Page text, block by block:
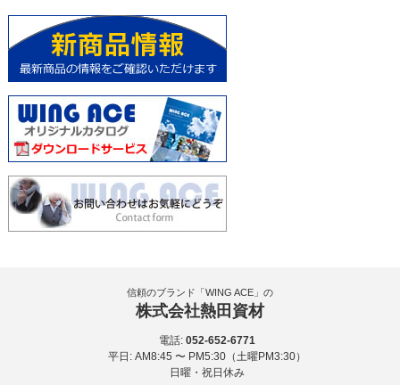
信頼のブランド「WING ACE」の
株式会社熱田資材
電話:052-652-6771
平日: AM8:45 〜 PM5:30（土曜PM3:30）
日曜・祝日休み